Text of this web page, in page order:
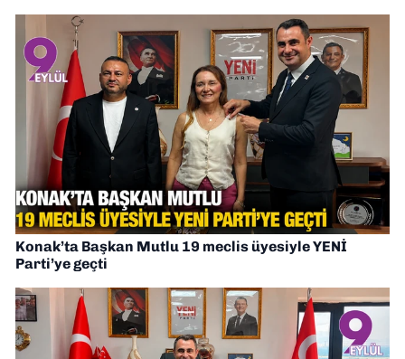
Konak’ta Başkan Mutlu 19 meclis üyesiyle YENİ
Parti’ye geçti